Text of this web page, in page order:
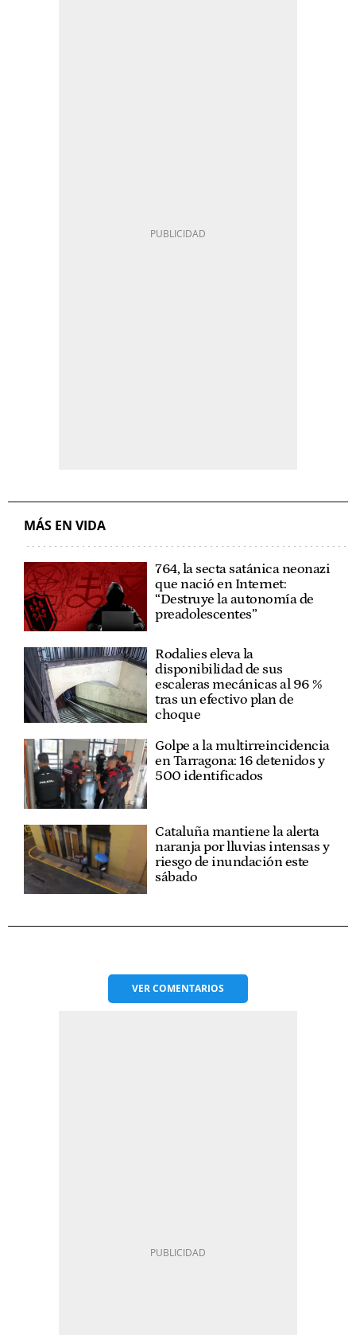
MÁS EN VIDA
764, la secta satánica neonazi
que nació en Internet:
“Destruye la autonomía de
preadolescentes”
Rodalies eleva la
disponibilidad de sus
escaleras mecánicas al 96 %
tras un efectivo plan de
choque
Golpe a la multirreincidencia
en Tarragona: 16 detenidos y
500 identificados
Cataluña mantiene la alerta
naranja por lluvias intensas y
riesgo de inundación este
sábado
VERCOMENTARIOS